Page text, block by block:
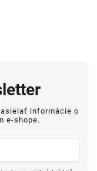
informácie o
e-shope.